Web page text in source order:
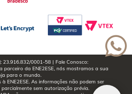
23.916.832/0001-58 | Fale Conosco:
parceiro da ENE2ESE, nós mostramos a sua
para o mundo.
ENE2ESE. As informações não podem ser
sem autorização prévia.